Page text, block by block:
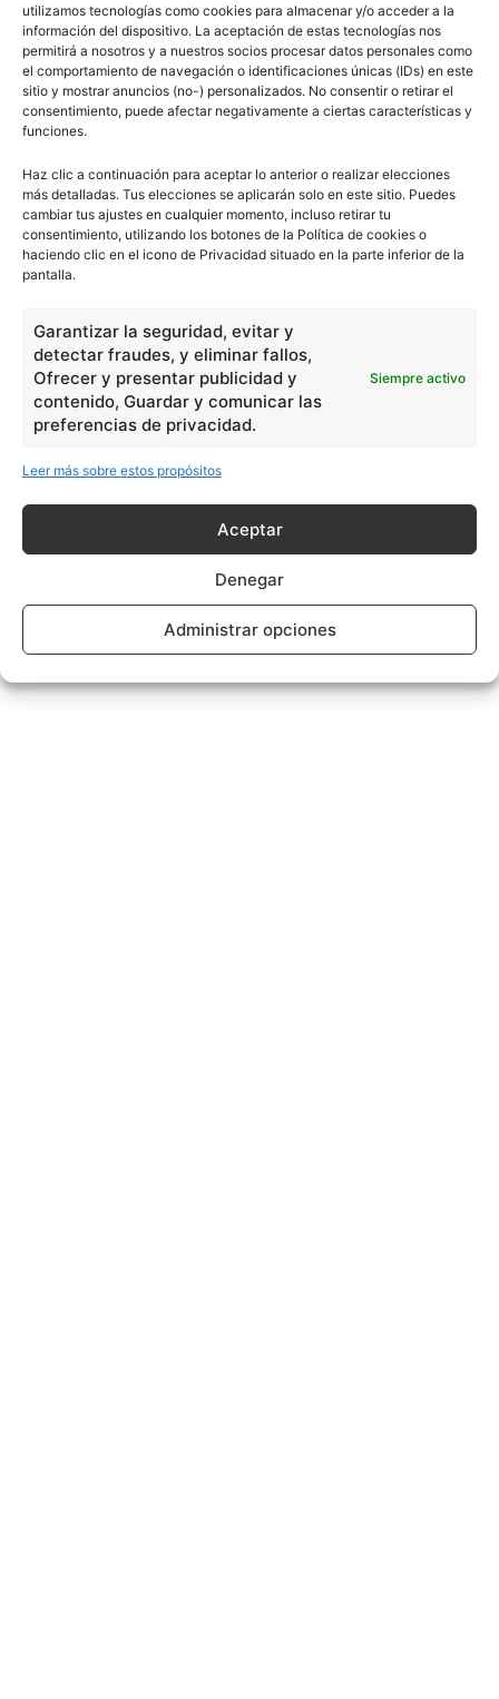
utilizamos tecnologías como cookies para almacenar y/o acceder a la
información del dispositivo. La aceptación de estas tecnologías nos
permitirá a nosotros y a nuestros socios procesar datos personales como
el comportamiento de navegación o identificaciones únicas (IDs) en este
sitio y mostrar anuncios (no-) personalizados. No consentir o retirar el
consentimiento, puede afectar negativamente a ciertas características y
funciones.
Haz clic a continuación para aceptar lo anterior o realizar elecciones
más detalladas. Tus elecciones se aplicarán solo en este sitio. Puedes
cambiar tus ajustes en cualquier momento, incluso retirar tu
consentimiento, utilizando los botones de la Política de cookies o
haciendo clic en el icono de Privacidad situado en la parte inferior de la
pantalla.
Garantizar la seguridad, evitar y
detectar fraudes, y eliminar fallos,
Ofrecer y presentar publicidad y
contenido, Guardar y comunicar las
preferencias de privacidad.
Siempre activo
Leer más sobre estos propósitos
Aceptar
Denegar
Administrar opciones